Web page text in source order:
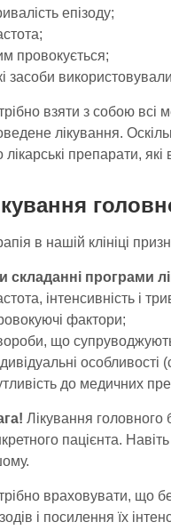
епізоду;
провокується;
засоби
взяти з собою всі
лікування.
лікарські препарати,
в нашій клініці
складанні програми
інтенсивність і
фактори;
що
особливості
до медичних
Лікування головного
пацієнта.
враховувати, що
і посилення їх